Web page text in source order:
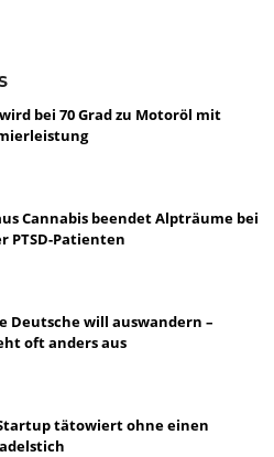
bei 70 Grad zu Motoröl mit
Cannabis beendet Alpträume bei
PTSD-Patienten
Deutsche will auswandern –
oft anders aus
tätowiert ohne einen